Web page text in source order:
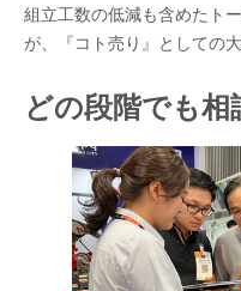
組立工数の低減も含めたト
が、『コト売り』としての
どの段階でも